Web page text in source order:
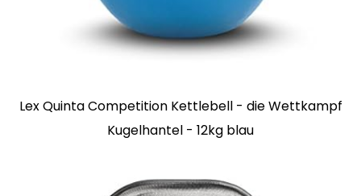
Lex Quinta Competition Kettlebell - die Wettkampf
Kugelhantel - 12kg blau